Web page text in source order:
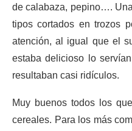
de calabaza, pepino….
tipos cortados en trozos
atención, al igual que el
estaba delicioso lo
resultaban casi ridículos.
Muy buenos todos los
cereales. Para los más